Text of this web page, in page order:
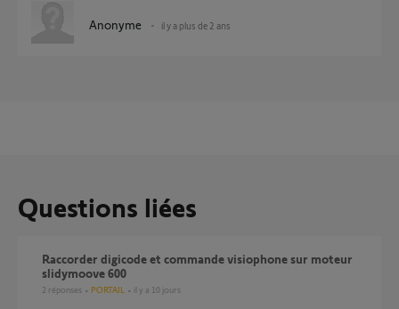
Anonyme il y a plus de 2 ans
Questions liées
Raccorder digicode et commande visiophone sur moteur
slidymoove 600
2 réponses PORTAIL il y a 10 jours